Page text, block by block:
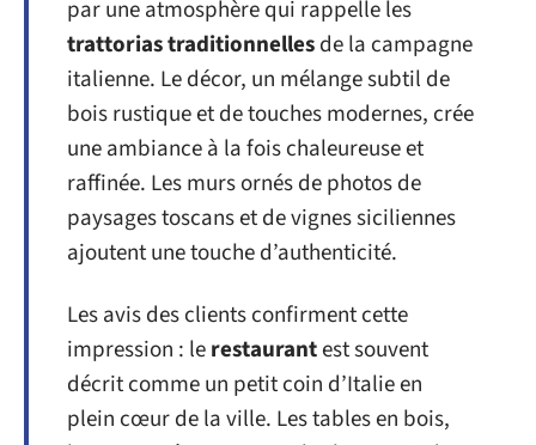
par une atmosphère qui rappelle les
trattorias traditionnellesde la campagne
italienne. Le décor, un mélange subtil de
bois rustique et de touches modernes, crée
une ambiance à la fois chaleureuse et
raffinée. Les murs ornés de photos de
paysages toscans et de vignes siciliennes
ajoutent une touche d’authenticité.
Les avis des clients confirment cette
impression : lerestaurantest souvent
décrit comme un petit coin d’Italie en
plein cœur de la ville. Les tables en bois,